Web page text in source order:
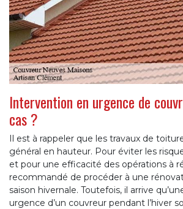
Intervention en urgence de
cas ?
Il est à rappeler que les travaux de
général en hauteur. Pour éviter les
et pour une efficacité des opérations à
recommandé de procéder à une
saison hivernale. Toutefois, il arrive
urgence d’un couvreur pendant l’hiver